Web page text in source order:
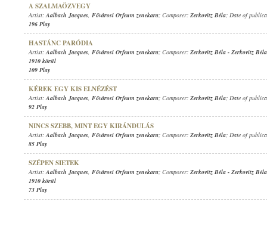
A SZALMAÖZVEGY
Artist:Aalbach Jacques, Fővárosi Orfeum zenekara; Composer: Zerkovitz Béla; Date of
196 Play
HASTÁNC PARÓDIA
Artist:Aalbach Jacques, Fővárosi Orfeum zenekara; Composer: Zerkovitz Béla - Zerkovitz Béla
1910 körül
109 Play
KÉREK EGY KIS ELNÉZÉST
Artist:Aalbach Jacques, Fővárosi Orfeum zenekara; Composer: Zerkovitz Béla; Date of
92 Play
NINCS SZEBB, MINT EGY KIRÁNDULÁS
Artist:Aalbach Jacques, Fővárosi Orfeum zenekara; Composer: Zerkovitz Béla; Date of
85 Play
SZÉPEN SIETEK
Artist:Aalbach Jacques, Fővárosi Orfeum zenekara; Composer: Zerkovitz Béla - Zerkovitz Béla
1910 körül
73 Play